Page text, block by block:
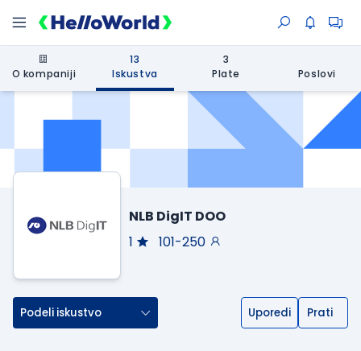
O kompaniji
13
Iskustva
3
Plate
Poslovi
NLB DigIT DOO
1
101-250
Podeli iskustvo Uporedi Prati